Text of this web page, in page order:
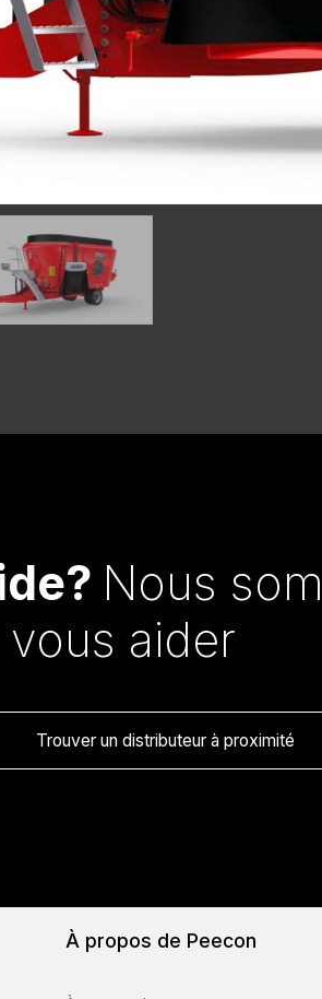
Nous
aider
Trouver un distributeur à proximité
À propos de Peecon